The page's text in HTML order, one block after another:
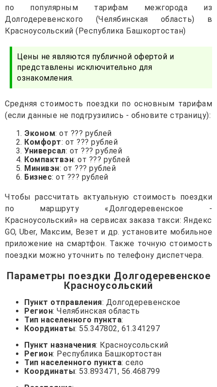
по популярным тарифам межгорода из
Долгодеревенского (Челябинская область) в
Красноусольский (Республика Башкортостан)
Цены не являются публичной офертой и
представлены исключительно для
ознакомления.
Средняя стоимость поездки по основным тарифам
(если данные не подгрузились - обновите страницу):
Эконом: от ??? рублей
Комфорт: от ??? рублей
Универсал: от ??? рублей
Компактвэн: от ??? рублей
Минивэн: от ??? рублей
Бизнес: от ??? рублей
Чтобы рассчитать актуальную стоимость поездки
по маршруту «Долгодеревенское -
Красноусольский» на сервисах заказа такси: Яндекс
GO, Uber, Максим, Везет и др. установите мобильное
приложение на смартфон. Также точную стоимость
поездки можно уточнить по телефону диспетчера.
Параметры поездки Долгодеревенское
Красноусольский
Пункт отправления: Долгодеревенское
Регион: Челябинская область
Тип населенного пункта:
Координаты: 55.347802, 61.341297
Пункт назначения: Красноусольский
Регион: Республика Башкортостан
Тип населенного пункта: село
Координаты: 53.893471, 56.468799